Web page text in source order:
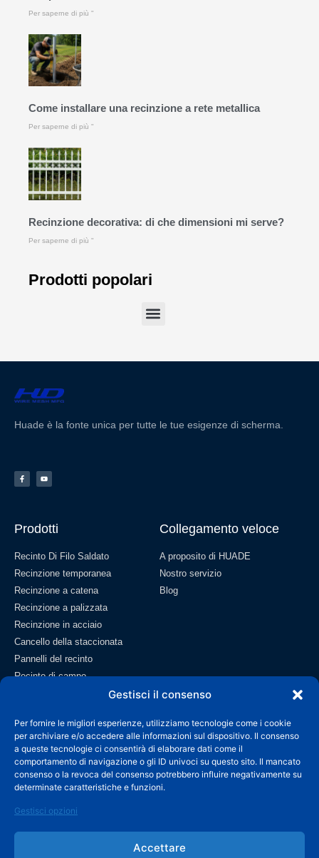
Gestisci il consenso
Per fornire le migliori esperienze, utilizziamo tecnologie come i cookie
per archiviare e/o accedere alle informazioni sul dispositivo. Il consenso
a queste tecnologie ci consentirà di elaborare dati come il
comportamento di navigazione o gli ID univoci su questo sito. Il mancato
consenso o la revoca del consenso potrebbero influire negativamente su
determinate caratteristiche e funzioni.
Gestisci opzioni
Accettare
Per saperne di più "
Come installare una recinzione a rete metallica
Per saperne di più "
Recinzione decorativa: di che dimensioni mi serve?
Per saperne di più "
Prodotti popolari
Huade è la fonte unica per tutte le tue esigenze di scherma.
Prodotti
Recinto Di Filo Saldato
Recinzione temporanea
Recinzione a catena
Recinzione a palizzata
Recinzione in acciaio
Cancello della staccionata
Pannelli del recinto
Recinto di campo
Collegamento veloce
A proposito di HUADE
Nostro servizio
Blog
Contatto
info@wiremeshmfg.com
+86-180-3192-9999